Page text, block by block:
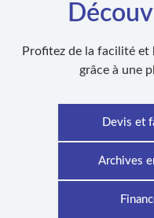
Profitez de la facilité et
grâce à une
Devis et
Archives